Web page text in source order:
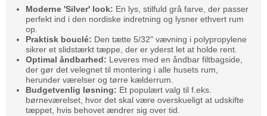
Moderne 'Silver' look: En lys, stilfuld grå farve, der passer
perfekt ind i den nordiske indretning og lysner ethvert rum
op.
Praktisk bouclé: Den tætte 5/32" vævning i polypropylene
sikrer et slidstærkt tæppe, der er yderst let at holde rent.
Optimal åndbarhed: Leveres med en åndbar filtbagside,
der gør det velegnet til montering i alle husets rum,
herunder værelser og tørre kælderrum.
Budgetvenlig løsning: Et populært valg til f.eks.
børneværelset, hvor det skal være overskueligt at udskifte
tæppet, hvis behovet ændrer sig over tid.